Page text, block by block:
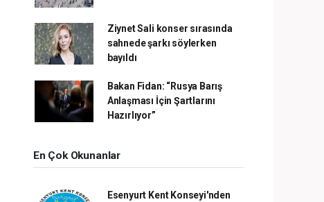
Ziynet Sali konser sırasında
sahnede şarkı söylerken
bayıldı
Bakan Fidan: “Rusya Barış
Anlaşması İçin Şartlarını
Hazırlıyor”
En Çok Okunanlar
Esenyurt Kent Konseyi'nden